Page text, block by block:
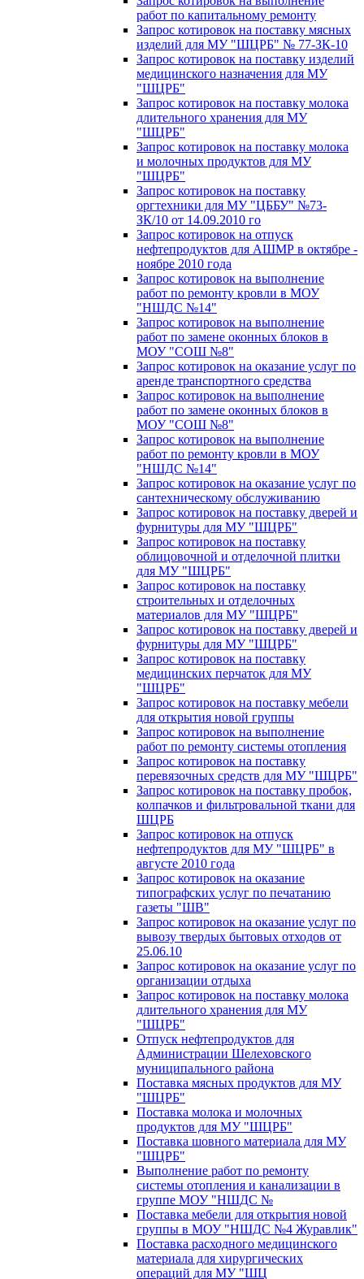
работ по капитальному ремонту
Запрос котировок на поставку мясных
изделий для МУ "ШЦРБ" № 77-ЗК-10
Запрос котировок на поставку изделий
медицинского назначения для МУ
"ШЦРБ"
Запрос котировок на поставку молока
длительного хранения для МУ
"ШЦРБ"
Запрос котировок на поставку молока
и молочных продуктов для МУ
"ШЦРБ"
Запрос котировок на поставку
оргтехники для МУ "ЦББУ" №73-
ЗК/10 от 14.09.2010 го
Запрос котировок на отпуск
нефтепродуктов для АШМР в октябре -
ноябре 2010 года
Запрос котировок на выполнение
работ по ремонту кровли в МОУ
"НШДС №14"
Запрос котировок на выполнение
работ по замене оконных блоков в
МОУ "СОШ №8"
Запрос котировок на оказание услуг по
аренде транспортного средства
Запрос котировок на выполнение
работ по замене оконных блоков в
МОУ "СОШ №8"
Запрос котировок на выполнение
работ по ремонту кровли в МОУ
"НШДС №14"
Запрос котировок на оказание услуг по
сантехническому обслуживанию
Запрос котировок на поставку дверей и
фурнитуры для МУ "ШЦРБ"
Запрос котировок на поставку
облицовочной и отделочной плитки
для МУ "ШЦРБ"
Запрос котировок на поставку
строительных и отделочных
материалов для МУ "ШЦРБ"
Запрос котировок на поставку дверей и
фурнитуры для МУ "ШЦРБ"
Запрос котировок на поставку
медицинских перчаток для МУ
"ШЦРБ"
Запрос котировок на поставку мебели
для открытия новой группы
Запрос котировок на выполнение
работ по ремонту системы отопления
Запрос котировок на поставку
перевязочных средств для МУ "ШЦРБ"
Запрос котировок на поставку пробок,
колпачков и фильтровальной ткани для
ШЦРБ
Запрос котировок на отпуск
нефтепродуктов для МУ "ШЦРБ" в
августе 2010 года
Запрос котировок на оказание
типографских услуг по печатанию
газеты "ШВ"
Запрос котировок на оказание услуг по
вывозу твердых бытовых отходов от
25.06.10
Запрос котировок на оказание услуг по
организации отдыха
Запрос котировок на поставку молока
длительного хранения для МУ
"ШЦРБ"
Отпуск нефтепродуктов для
Администрации Шелеховского
муниципального района
Поставка мясных продуктов для МУ
"ШЦРБ"
Поставка молока и молочных
продуктов для МУ "ШЦРБ"
Поставка шовного материала для МУ
"ШЦРБ"
Выполнение работ по ремонту
системы отопления и канализации в
группе МОУ "НШДС №
Поставка мебели для открытия новой
группы в МОУ "НШДС №4 Журавлик"
Поставка расходного медицинского
материала для хирургических
операций для МУ "ШЦ